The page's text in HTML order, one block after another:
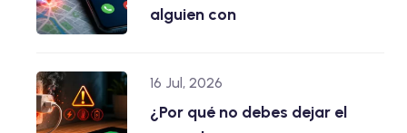
alguien con
16 Jul, 2026
¿Por qué no debes dejar el